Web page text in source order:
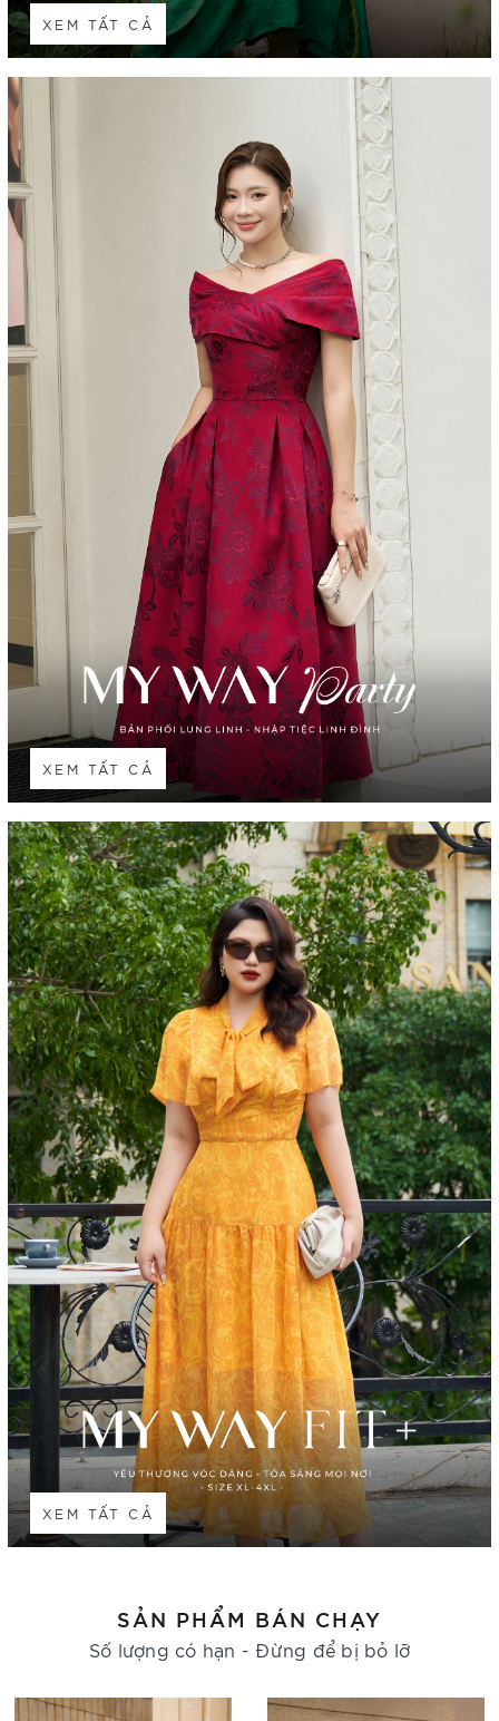
XEM TẤT CẢ
XEM TẤT CẢ
XEM TẤT CẢ
SẢN PHẨM BÁN CHẠY
Số lượng có hạn - Đừng để bị bỏ lỡ